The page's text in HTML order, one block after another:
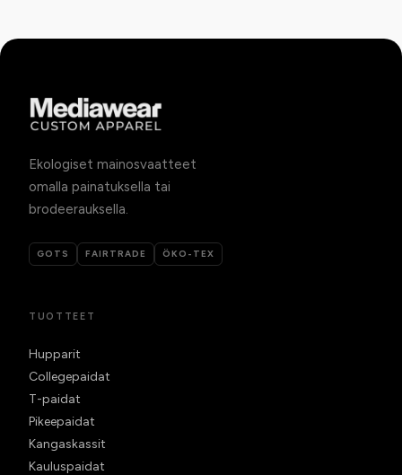
Ekologiset mainosvaatteet
omalla painatuksella tai
brodeerauksella.
GOTS FAIRTRADE ÖKO-TEX
TUOTTEET
Hupparit
Collegepaidat
T-paidat
Pikeepaidat
Kangaskassit
Kauluspaidat